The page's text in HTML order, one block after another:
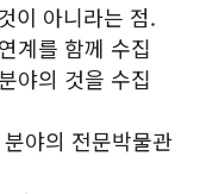
이 아니라는 점.
계를 함께 수집
야의 것을 수집
야의 전문박물관